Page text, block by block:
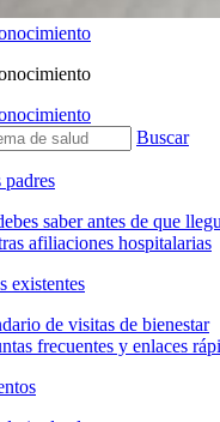
Buscar
padres
saber antes de que
afiliaciones hospitalarias
existentes
de visitas de bienestar
frecuentes y enlaces